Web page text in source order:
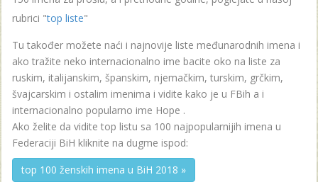
rubrici "top liste"
Tu također možete naći i najnovije liste međunarodnih imena i
ako tražite neko internacionalno ime bacite oko na liste za
ruskim, italijanskim, španskim, njemačkim, turskim, grčkim,
švajcarskim i ostalim imenima i vidite kako je u FBih a i
internacionalno popularno ime Hope .
Ako želite da vidite top listu sa 100 najpopularnijih imena u
Federaciji BiH kliknite na dugme ispod:
top 100 ženskih imena u BiH 2018 »